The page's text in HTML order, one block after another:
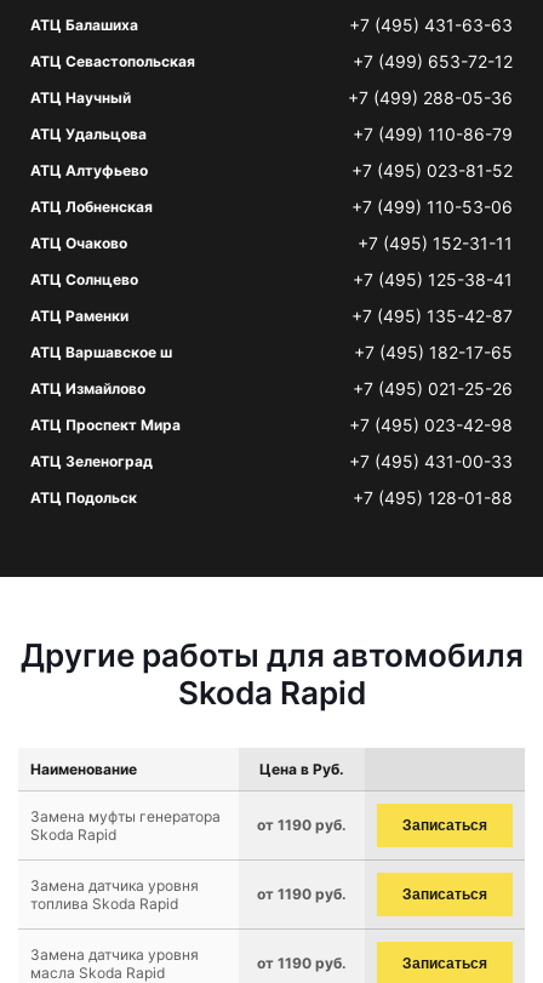
АТЦ Балашиха +7 (495) 431-63-63
АТЦ Севастопольская +7 (499) 653-72-12
АТЦ Научный +7 (499) 288-05-36
АТЦ Удальцова +7 (499) 110-86-79
АТЦ Алтуфьево +7 (495) 023-81-52
АТЦ Лобненская +7 (499) 110-53-06
АТЦ Очаково +7 (495) 152-31-11
АТЦ Солнцево +7 (495) 125-38-41
АТЦ Раменки +7 (495) 135-42-87
АТЦ Варшавское ш +7 (495) 182-17-65
АТЦ Измайлово +7 (495) 021-25-26
АТЦ Проспект Мира +7 (495) 023-42-98
АТЦ Зеленоград +7 (495) 431-00-33
АТЦ Подольск +7 (495) 128-01-88
Другие работы для автомобиля
Skoda Rapid
Наименование Цена в Руб.
Замена муфты генератора
Skoda Rapid
от 1190 руб. Записаться
Замена датчика уровня
топлива Skoda Rapid
от 1190 руб. Записаться
Замена датчика уровня
масла Skoda Rapid
от 1190 руб. Записаться